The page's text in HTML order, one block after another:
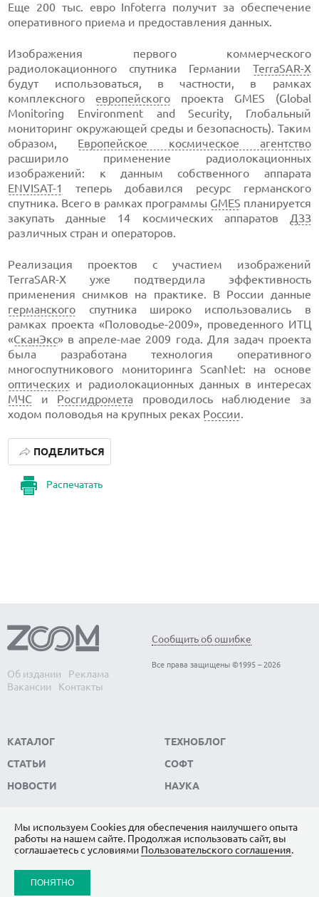
Еще 200 тыс. евро Infoterra получит за обеспечение
оперативного приема и предоставления данных.
Изображения первого коммерческого
радиолокационного спутника Германии TerraSAR-X
будут использоваться, в частности, в рамках
комплексного европейского проекта GMES (Global
Monitoring Environment and Security, Глобальный
мониторинг окружающей среды и безопасность). Таким
образом, Европейское космическое агентство
расширило применение радиолокационных
изображений: к данным собственного аппарата
ENVISAT-1
теперь добавился ресурс германского
спутника. Всего в рамках программы GMES планируется
закупать данные 14 космических аппаратов ДЗЗ
различных стран и операторов.
Реализация проектов с участием изображений
TerraSAR-X уже подтвердила эффективность
применения снимков на практике. В России данные
германского спутника широко использовались в
рамках проекта «Половодье-2009», проведенного ИТЦ
«СканЭкс» в апреле-мае 2009 года. Для задач проекта
была разработана технология оперативного
многоспутникового мониторинга ScanNet: на основе
оптических и радиолокационных данных в интересах
МЧС и Росгидромета проводилось наблюдение за
ходом половодья на крупных реках России.
Распечатать
ПОДЕЛИТЬСЯ
Об издании
Реклама
Вакансии
Контакты
Сообщить об ошибке
Все права защищены ©1995 – 2026
КАТАЛОГ
СТАТЬИ
НОВОСТИ
ТЕХНОБЛОГ
СОФТ
НАУКА
ПОДПИШИТЕСЬ НА НАС
ЯНДЕКС.ДЗЕН
ВКОНТАКТЕ
Мы используем Сookies для обеспечения наилучшего опыта
работы на нашем сайте. Продолжая использовать сайт, вы
соглашаетесь с условиями Пользовательского соглашения.
ПОНЯТНО